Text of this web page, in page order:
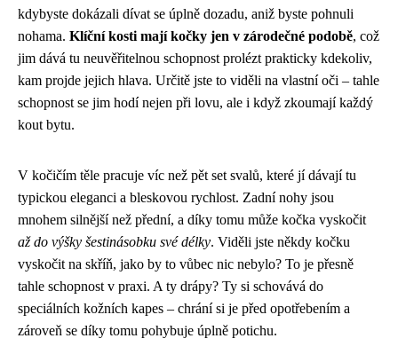
kdybyste dokázali dívat se úplně dozadu, aniž byste pohnuli
nohama. Klíční kosti mají kočky jen v zárodečné podobě, což
jim dává tu neuvěřitelnou schopnost prolézt prakticky kdekoliv,
kam projde jejich hlava. Určitě jste to viděli na vlastní oči – tahle
schopnost se jim hodí nejen při lovu, ale i když zkoumají každý
kout bytu.
V kočičím těle pracuje víc než pět set svalů, které jí dávají tu
typickou eleganci a bleskovou rychlost. Zadní nohy jsou
mnohem silnější než přední, a díky tomu může kočka vyskočit
až do výšky šestinásobku své délky. Viděli jste někdy kočku
vyskočit na skříň, jako by to vůbec nic nebylo? To je přesně
tahle schopnost v praxi. A ty drápy? Ty si schovává do
speciálních kožních kapes – chrání si je před opotřebením a
zároveň se díky tomu pohybuje úplně potichu.